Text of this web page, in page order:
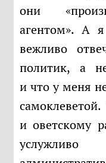
они
агентом». А
вежливо
политик, а
и что у меня
и оветскому